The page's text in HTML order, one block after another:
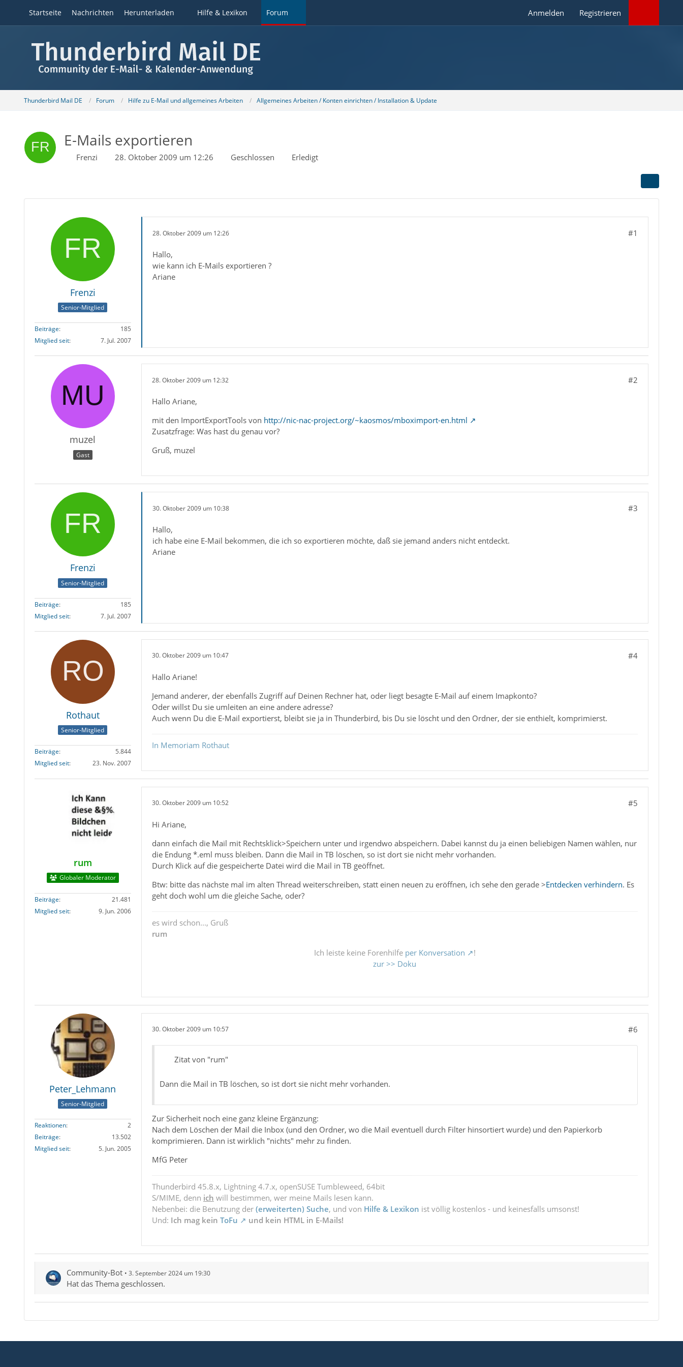
Startseite Nachrichten Herunterladen Hilfe & Lexikon Forum Anmelden Registrieren
Thunderbird Mail DE Forum Hilfe zu E-Mail und allgemeines Arbeiten Allgemeines Arbeiten / Konten einrichten / Installation & Update
E-Mails exportieren
Frenzi 28. Oktober 2009 um 12:26 Geschlossen Erledigt
Frenzi
Senior-Mitglied
Beiträge
185
Mitglied seit
7. Jul. 2007
28. Oktober 2009 um 12:26 #1
Hallo,
wie kann ich E-Mails exportieren ?
Ariane
muzel
Gast
28. Oktober 2009 um 12:32 #2
Hallo Ariane,
mit den ImportExportTools von http://nic-nac-project.org/~kaosmos/mboximport-en.html
Zusatzfrage: Was hast du genau vor?
Gruß, muzel
Frenzi
Senior-Mitglied
Beiträge
185
Mitglied seit
7. Jul. 2007
30. Oktober 2009 um 10:38 #3
Hallo,
ich habe eine E-Mail bekommen, die ich so exportieren möchte, daß sie jemand anders nicht entdeckt.
Ariane
Rothaut
Senior-Mitglied
Beiträge
5.844
Mitglied seit
23. Nov. 2007
30. Oktober 2009 um 10:47 #4
Hallo Ariane!
Jemand anderer, der ebenfalls Zugriff auf Deinen Rechner hat, oder liegt besagte E-Mail auf einem Imapkonto?
Oder willst Du sie umleiten an eine andere adresse?
Auch wenn Du die E-Mail exportierst, bleibt sie ja in Thunderbird, bis Du sie löscht und den Ordner, der sie enthielt, komprimierst.
In Memoriam Rothaut
rum
Globaler Moderator
Beiträge
21.481
Mitglied seit
9. Jun. 2006
30. Oktober 2009 um 10:52 #5
Hi Ariane,
dann einfach die Mail mit Rechtsklick>Speichern unter und irgendwo abspeichern. Dabei kannst du ja einen beliebigen Namen wählen, nur
die Endung *.eml muss bleiben. Dann die Mail in TB löschen, so ist dort sie nicht mehr vorhanden.
Durch Klick auf die gespeicherte Datei wird die Mail in TB geöffnet.
Btw: bitte das nächste mal im alten Thread weiterschreiben, statt einen neuen zu eröffnen, ich sehe den gerade >Entdecken verhindern. Es
geht doch wohl um die gleiche Sache, oder?
es wird schon..., Gruß
rum
Ich leiste keine Forenhilfe per Konversation
!
zur >> Doku
Peter_Lehmann
Senior-Mitglied
Reaktionen
2
Beiträge
13.502
Mitglied seit
5. Jun. 2005
30. Oktober 2009 um 10:57 #6
Zitat von "rum"
Dann die Mail in TB löschen, so ist dort sie nicht mehr vorhanden.
Zur Sicherheit noch eine ganz kleine Ergänzung:
Nach dem Löschen der Mail die Inbox (und den Ordner, wo die Mail eventuell durch Filter hinsortiert wurde) und den Papierkorb
komprimieren. Dann ist wirklich "nichts" mehr zu finden.
MfG Peter
Thunderbird 45.8.x, Lightning 4.7.x, openSUSE Tumbleweed, 64bit
S/MIME, denn ich will bestimmen, wer meine Mails lesen kann.
Nebenbei: die Benutzung der (erweiterten) Suche, und von Hilfe & Lexikon ist völlig kostenlos - und keinesfalls umsonst!
Und: Ich mag kein ToFu und kein HTML in E-Mails!
Community-Bot 3. September 2024 um 19:30
Hat das Thema geschlossen.